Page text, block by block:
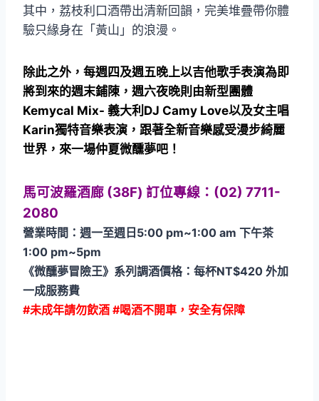
其中，荔枝利口酒帶出清新回韻，完美堆疊帶你體
驗只緣身在「黃山」的浪漫。
除此之外，每週四及週五晚上以吉他歌手表演為即
將到來的週末鋪陳，週六夜晚則由新型團體
Kemycal Mix- 義大利DJ Camy Love以及女主唱
Karin獨特音樂表演，跟著全新音樂感受漫步綺麗
世界，來一場仲夏微醺夢吧！
馬可波羅酒廊 (38F) 訂位專線：(02) 7711-
2080
營業時間：週一至週日5:00 pm~1:00 am 下午茶
1:00 pm~5pm
《微醺夢冒險王》系列調酒價格：每杯NT$420 外加
一成服務費
#未成年請勿飲酒 #喝酒不開車，安全有保障